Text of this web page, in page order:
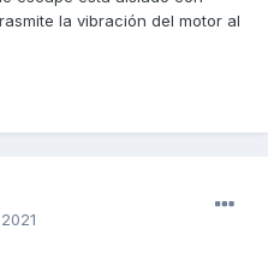
la vibración del motor al